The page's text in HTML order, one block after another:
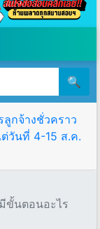
ศ.2569
🔍
กจ้างชั่วคราว
วันที่ 4-15 ส.ค.
ขั้นตอนอะไร